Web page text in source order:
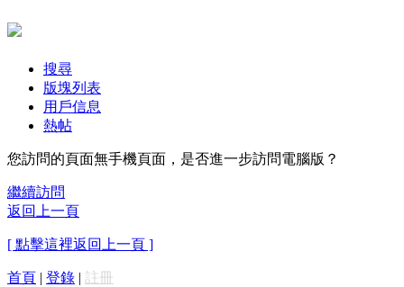
搜尋
版塊列表
用戶信息
熱帖
您訪問的頁面無手機頁面，是否進一步訪問電腦版？
繼續訪問
返回上一頁
[ 點擊這裡返回上一頁 ]
首頁 | 登錄 | 註冊